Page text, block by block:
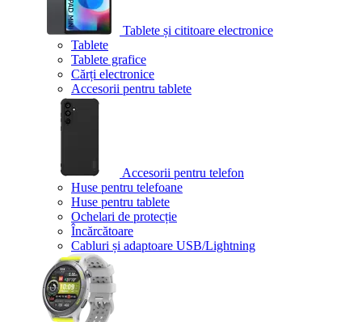
Tablete și cititoare electronice
Tablete
Tablete grafice
Cărți electronice
Accesorii pentru tablete
Accesorii pentru telefon
Huse pentru telefoane
Huse pentru tablete
Ochelari de protecție
Încărcătoare
Cabluri și adaptoare USB/Lightning